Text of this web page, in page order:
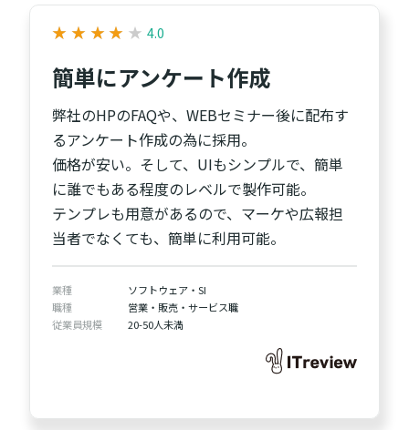
★
★ ★
★ ★
★ ★
★ ★
★ 4.0
簡単にアンケート作成
弊社のHPのFAQや、WEBセミナー後に配布す
るアンケート作成の為に採用。
価格が安い。そして、UIもシンプルで、簡単
に誰でもある程度のレベルで製作可能。
テンプレも用意があるので、マーケや広報担
当者でなくても、簡単に利用可能。
業種
ソフトウェア・SI
職種
営業・販売・サービス職
従業員規模
20-50人未満